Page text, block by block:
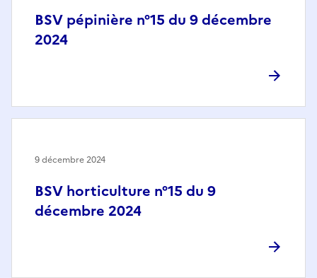
BSV pépinière n°15 du 9 décembre
2024
BSV horticulture n°15 du 9
décembre 2024
9 décembre 2024